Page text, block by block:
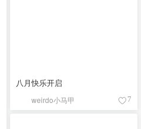
八月快乐开启
weirdo小马甲 7